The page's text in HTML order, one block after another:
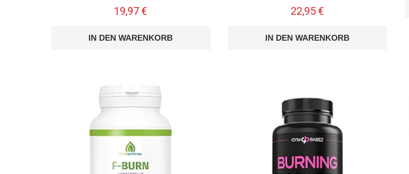
19,97€
IN DEN WARENKORB
22,95€
IN DEN WARENKORB